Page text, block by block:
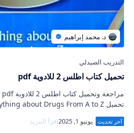
تحميل كتاب اطلس 2 للادوية pdf